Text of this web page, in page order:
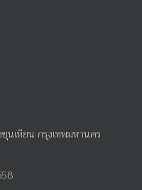
นเทียน กรุงเทพมหานคร